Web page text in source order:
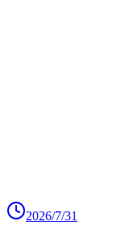
2026/7/31